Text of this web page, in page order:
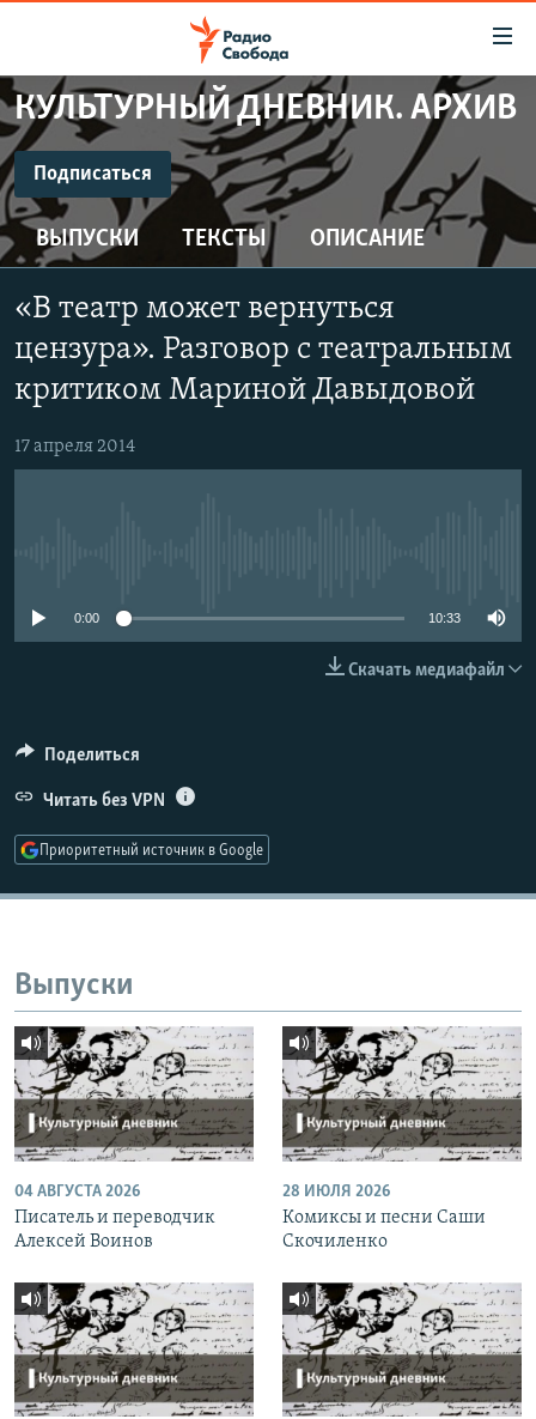
упрощенного
доступа
Вернуться
к
основному
содержанию
Вернутся
главной
навигации
поиску
ПРОГРАММЫ
ПОДКАСТЫ
АВТОРСКИЕ ПРОЕКТЫ
ЦИТАТЫ СВОБОДЫ
МНЕНИЯ
КУЛЬТУРА
IDEL.РЕАЛИИ
СЕВЕР.РЕАЛИИ
КУЛЬТУРНЫЙ ДНЕВНИК. АРХИВ
Подписаться
ПОДПИСАТЬСЯ
Подписаться
ВЫПУСКИ ТЕКСТЫ ОПИСАНИЕ
«В театр может вернуться
цензура». Разговор с театральным
критиком Мариной Давыдовой
17 апреля 2014
0:00 10:33
Скачать медиафайл
Поделиться
Читать без VPN
Приоритетный источник в Google
Выпуски
04 АВГУСТА 2026
Писатель и переводчик
Алексей Воинов
28 ИЮЛЯ 2026
Комиксы и песни Саши
Скочиленко